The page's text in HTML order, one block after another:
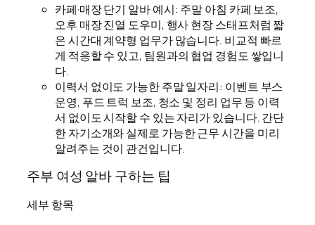
카페·매장 단기 알바 예시: 주말 아침 카페 보조,
오후 매장 진열 도우미, 행사 현장 스태프처럼 짧
은 시간대 계약형 업무가 많습니다. 비교적 빠르
게 적응할 수 있고, 팀원과의 협업 경험도 쌓입니
다.
이력서 없이도 가능한 주말 일자리: 이벤트 부스
운영, 푸드 트럭 보조, 청소 및 정리 업무 등 이력
서 없이도 시작할 수 있는 자리가 있습니다. 간단
한 자기소개와 실제로 가능한 근무 시간을 미리
알려주는 것이 관건입니다.
주부 여성 알바 구하는 팁
세부 항목